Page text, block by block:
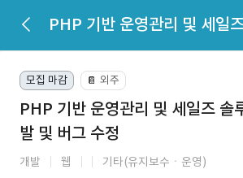
모집 마감 📔 외주
PHP 기반 운영관리 및 세일즈 솔
발 및 버그 수정
개발 웹 기타(유지보수ㆍ운영)